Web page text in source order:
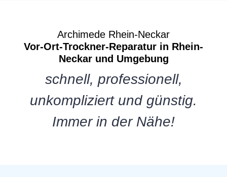
Archimede Rhein-Neckar
Vor-Ort-Trockner-Reparatur in Rhein-
Neckar und Umgebung
schnell, professionell,
unkompliziert und günstig.
Immer in der Nähe!